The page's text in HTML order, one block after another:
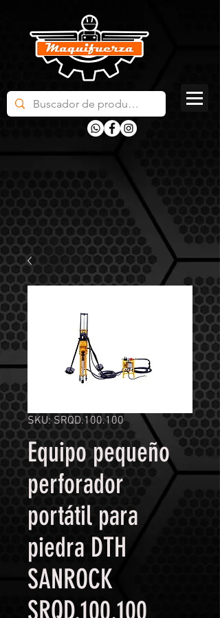
SKU: SRQD.100.100
Equipo pequeño
perforador
portátil para
piedra DTH
SANROCK
SRQD.100.100